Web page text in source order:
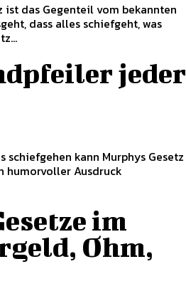
ist das Gegenteil vom bekannten
dass alles schiefgeht, was
jeder
schiefgehen kann Murphys Gesetz
humorvoller Ausdruck
im
Ohm,